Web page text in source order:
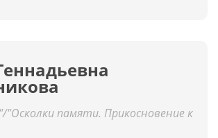
памяти. Прикосновение к